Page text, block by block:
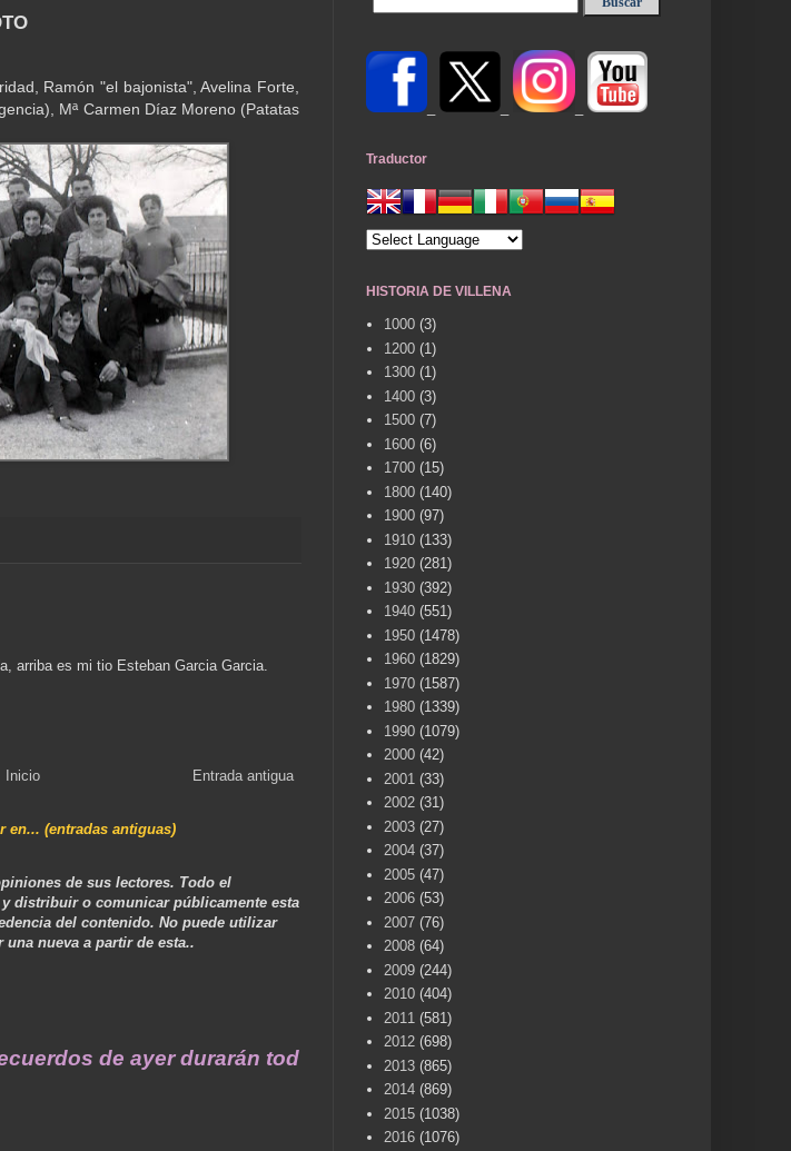
Ramón "el bajonista", Avelina Forte,
Mª Carmen Díaz Moreno (Patatas
arriba es mi tio Esteban Garcia Garcia.
Entrada antigua
Inicio
en... (entradas antiguas)
de sus lectores. Todo el
distribuir o comunicar públicamente esta
del contenido. No puede utilizar
nueva a partir de esta..
de ayer durarán toda una vida .... TÚ HACES VILLENA CUÉNTAME... UN
Traductor
HISTORIA DE VILLENA
1000 (3)
1200 (1)
1300 (1)
1400 (3)
1500 (7)
1600 (6)
1700 (15)
1800 (140)
1900 (97)
1910 (133)
1920 (281)
1930 (392)
1940 (551)
1950 (1478)
1960 (1829)
1970 (1587)
1980 (1339)
1990 (1079)
2000 (42)
2001 (33)
2002 (31)
2003 (27)
2004 (37)
2005 (47)
2006 (53)
2007 (76)
2008 (64)
2009 (244)
2010 (404)
2011 (581)
2012 (698)
2013 (865)
2014 (869)
2015 (1038)
2016 (1076)